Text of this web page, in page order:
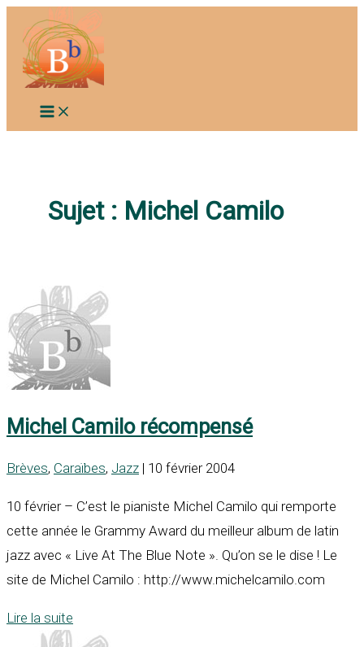
contenu
Sujet : Michel Camilo
Michel Camilo récompensé
Brèves, Caraïbes, Jazz | 10 février 2004
10 février – C’est le pianiste Michel Camilo qui remporte
cette année le Grammy Award du meilleur album de latin
jazz avec « Live At The Blue Note ». Qu’on se le dise ! Le
site de Michel Camilo : http://www.michelcamilo.com
Lire la suite